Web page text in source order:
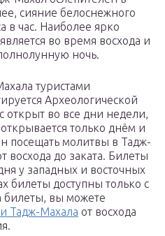
сияние белоснежного
в час. Наиболее ярко
во время восхода и
ночь.
туристами
Археологической
во все дни недели,
только днём ​​и
посещать молитвы в Тадж-
восхода до заката. Билеты
у западных и восточных
билеты доступны только с
билеты, вы можете
Тадж-Махала от восхода